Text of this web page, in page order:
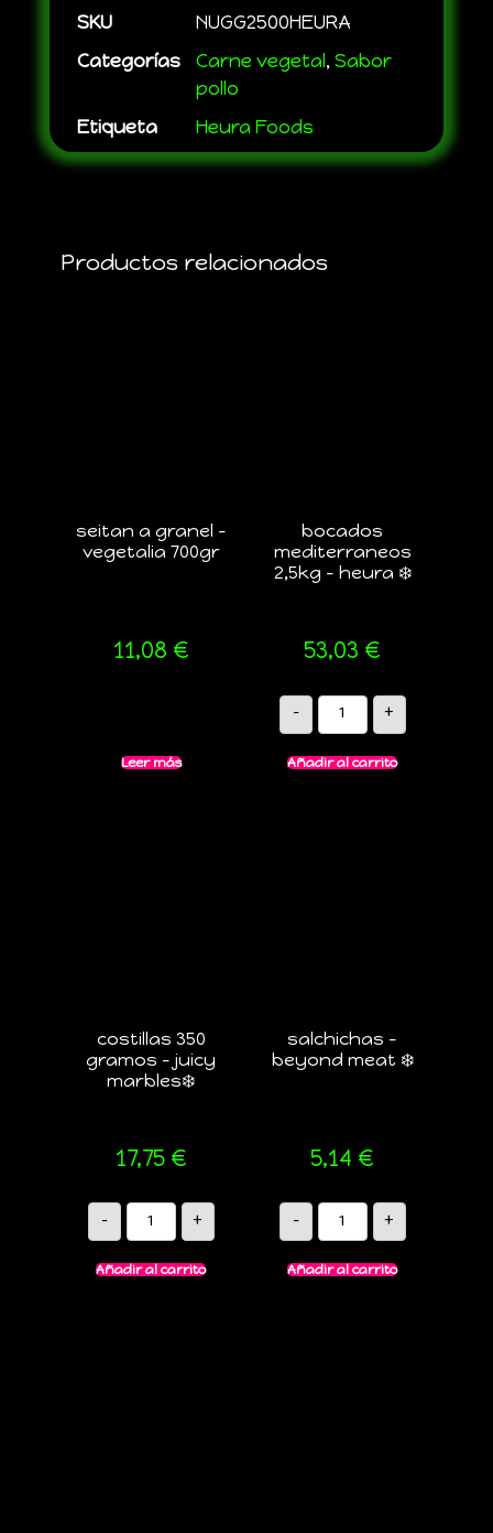
SKU
NUGG2500HEURA
Categorías
Carne vegetal , Sabor
pollo
Etiqueta
Heura Foods
Productos relacionados
seitan a granel –
vegetalia 700gr
11,08 €
Leer más
bocados
mediterraneos
2,5kg – heura ❄️
53,03 €
- +
Añadir al carrito
costillas 350
gramos – juicy
marbles❄️
17,75 €
- +
Añadir al carrito
salchichas –
beyond meat ❄️
5,14 €
- +
Añadir al carrito